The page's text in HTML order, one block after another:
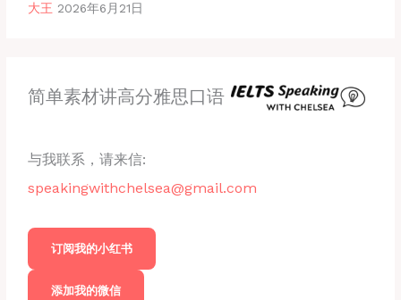
大王 2026年6月21日
简单素材讲高分雅思口语
与我联系，请来信:
speakingwithchelsea@gmail.com
订阅我的小红书
添加我的微信